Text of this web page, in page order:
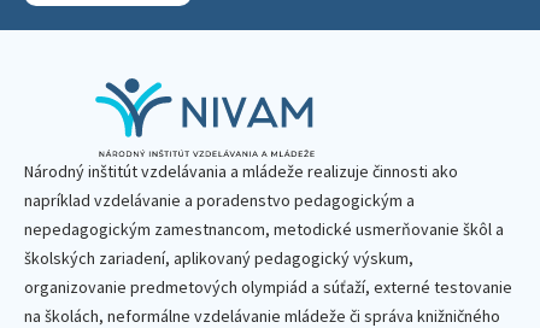
Národný inštitút vzdelávania a mládeže realizuje činnosti ako
napríklad vzdelávanie a poradenstvo pedagogickým a
nepedagogickým zamestnancom, metodické usmerňovanie škôl a
školských zariadení, aplikovaný pedagogický výskum,
organizovanie predmetových olympiád a súťaží, externé testovanie
na školách, neformálne vzdelávanie mládeže či správa knižničného